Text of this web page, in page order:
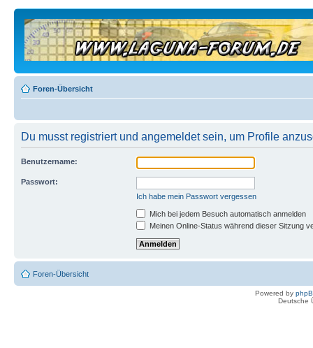
Foren-Übersicht
Du musst registriert und angemeldet sein, um Profile
Benutzername:
Passwort:
Ich habe mein Passwort vergessen
Mich bei jedem Besuch automatisch anmelden
Meinen Online-Status während dieser Sitzung
Foren-Übersicht
Powered by
Deutsche